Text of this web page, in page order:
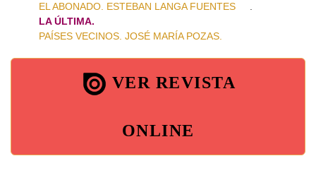
EL ABONADO. ESTEBAN LANGA FUENTES
LA ÚLTIMA.
PAÍSES VECINOS. JOSÉ MARÍA POZAS.
VER REVISTA
ONLINE